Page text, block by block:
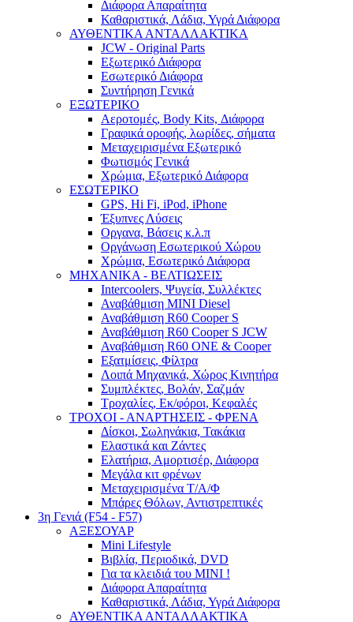
Διάφορα Απαραίτητα
Καθαριστικά, Λάδια, Υγρά Διάφορα
ΑΥΘΕΝΤΙΚΑ ΑΝΤΑΛΛΑΚΤΙΚΑ
JCW - Original Parts
Εξωτερικό Διάφορα
Εσωτερικό Διάφορα
Συντήρηση Γενικά
ΕΞΩΤΕΡΙΚΟ
Αεροτομές, Body Kits, Διάφορα
Γραφικά οροφής, λωρίδες, σήματα
Μεταχειρισμένα Εξωτερικό
Φωτισμός Γενικά
Χρώμια, Εξωτερικό Διάφορα
ΕΣΩΤΕΡΙΚΟ
GPS, Hi Fi, iPod, iPhone
Έξυπνες Λύσεις
Οργανα, Βάσεις κ.λ.π
Οργάνωση Εσωτερικού Χώρου
Χρώμια, Εσωτερικό Διάφορα
ΜΗΧΑΝΙΚΑ - ΒΕΛΤΙΩΣΕΙΣ
Intercoolers, Ψυγεία, Συλλέκτες
Αναβάθμιση MINI Diesel
Αναβάθμιση R60 Cooper S
Αναβάθμιση R60 Cooper S JCW
Αναβάθμιση R60 ONE & Cooper
Εξατμίσεις, Φίλτρα
Λοιπά Μηχανικά, Χώρος Κινητήρα
Συμπλέκτες, Βολάν, Σαζμάν
Τροχαλίες, Εκ/φόροι, Κεφαλές
ΤΡΟΧΟΙ - ΑΝΑΡΤΗΣΕΙΣ - ΦΡΕΝΑ
Δίσκοι, Σωληνάκια, Τακάκια
Ελαστικά και Ζάντες
Ελατήρια, Αμορτισέρ, Διάφορα
Μεγάλα κιτ φρένων
Μεταχειρισμένα Τ/Α/Φ
Μπάρες Θόλων, Αντιστρεπτικές
3η Γενιά (F54 - F57)
ΑΞΕΣΟΥΑΡ
Mini Lifestyle
Βιβλία, Περιοδικά, DVD
Για τα κλειδιά του MINI !
Διάφορα Απαραίτητα
Καθαριστικά, Λάδια, Υγρά Διάφορα
ΑΥΘΕΝΤΙΚΑ ΑΝΤΑΛΛΑΚΤΙΚΑ